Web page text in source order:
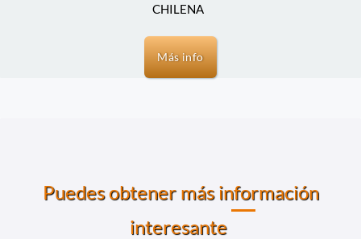
CHILENA
Más info
Puedes obtener más información
interesante